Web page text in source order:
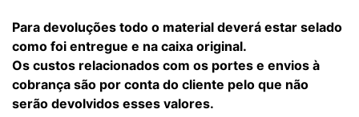
Para devoluções todo o material deverá estar selado
como foi entregue e na caixa original.
Os custos relacionados com os portes e envios à
cobrança são por conta do cliente pelo que não
serão devolvidos esses valores.